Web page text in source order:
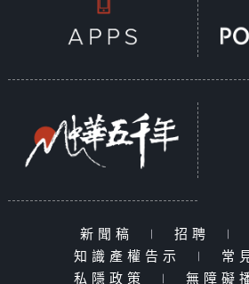
新聞稿 | 招聘 |
知識產權告示
| 常
私隱政策
| 無障礙